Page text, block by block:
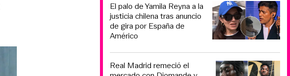
El palo de Yamila Reyna a la
justicia chilena tras anuncio
de gira por España de
Américo
Real Madrid remeció el